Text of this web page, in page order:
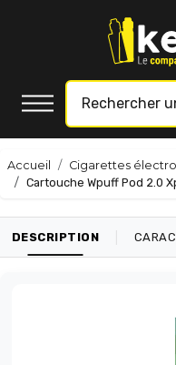
Accueil Cigarettes
Cartouche Wpuff Pod 2.0
DESCRIPTION